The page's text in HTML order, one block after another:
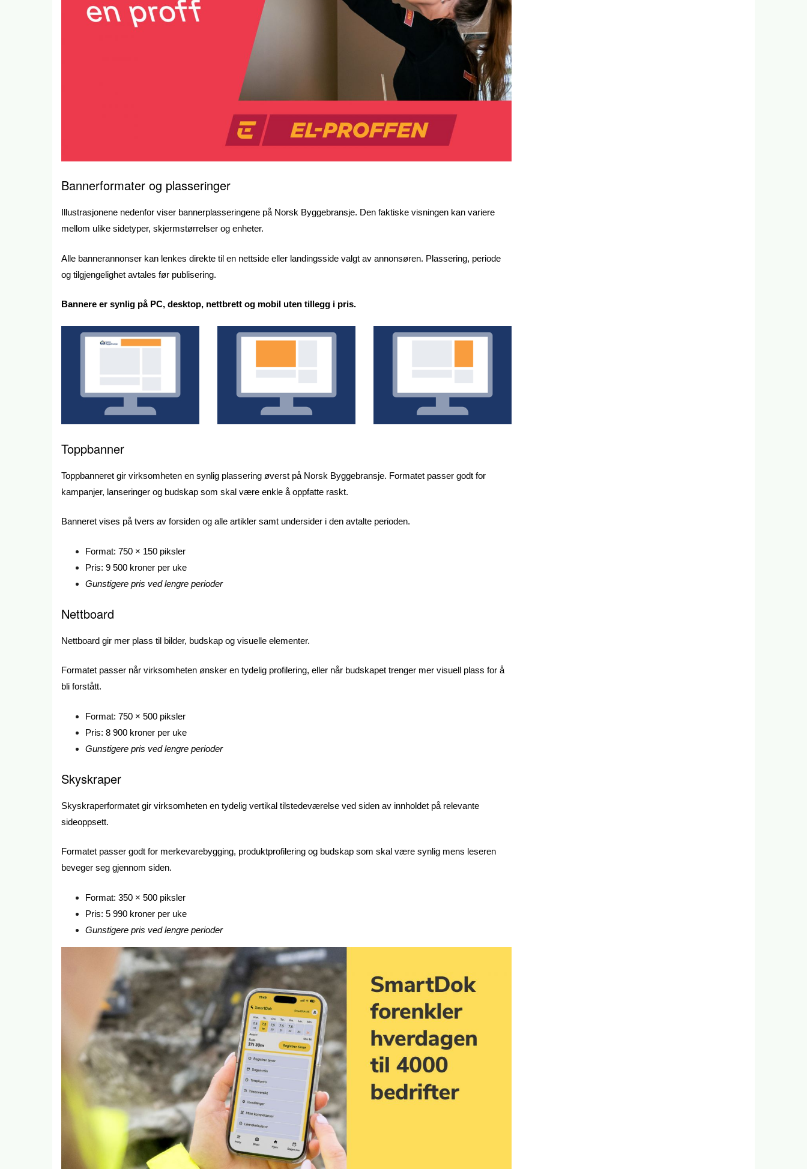
Bannerformater og plasseringer
Illustrasjonene nedenfor viser bannerplasseringene på Norsk Byggebransje. Den faktiske visningen kan variere
mellom ulike sidetyper, skjermstørrelser og enheter.
Alle bannerannonser kan lenkes direkte til en nettside eller landingsside valgt av annonsøren. Plassering, periode
og tilgjengelighet avtales før publisering.
Bannere er synlig på PC, desktop, nettbrett og mobil uten tillegg i pris.
Toppbanner
Toppbanneret gir virksomheten en synlig plassering øverst på Norsk Byggebransje. Formatet passer godt for
kampanjer, lanseringer og budskap som skal være enkle å oppfatte raskt.
Banneret vises på tvers av forsiden og alle artikler samt undersider i den avtalte perioden.
Format: 750 × 150 piksler
Pris: 9 500 kroner per uke
Gunstigere pris ved lengre perioder
Nettboard
Nettboard gir mer plass til bilder, budskap og visuelle elementer.
Formatet passer når virksomheten ønsker en tydelig profilering, eller når budskapet trenger mer visuell plass for å
bli forstått.
Format: 750 × 500 piksler
Pris: 8 900 kroner per uke
Gunstigere pris ved lengre perioder
Skyskraper
Skyskraperformatet gir virksomheten en tydelig vertikal tilstedeværelse ved siden av innholdet på relevante
sideoppsett.
Formatet passer godt for merkevarebygging, produktprofilering og budskap som skal være synlig mens leseren
beveger seg gjennom siden.
Format: 350 × 500 piksler
Pris: 5 990 kroner per uke
Gunstigere pris ved lengre perioder